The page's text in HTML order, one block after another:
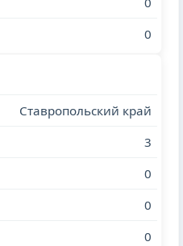
0
Ставропольский край
3
0
0
0